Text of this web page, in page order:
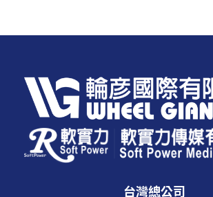
台灣總公司